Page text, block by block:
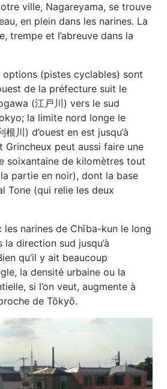
ville, Nagareyama, se trouve
en plein dans les narines. La
trempe et l’abreuve dans la
options (pistes cyclables) sont
de la préfecture suit le
(江戸川) vers le sud
la limite nord longe le
川) d’ouest en est jusqu’à
Grincheux peut aussi faire une
soixantaine de kilomètres tout
partie en noir), dont la base
Tone (qui relie les deux
narines de Chība-kun le long
direction sud jusqu’à
qu’il y ait beaucoup
la densité urbaine ou la
si l’on veut, augmente à
de Tōkyō.